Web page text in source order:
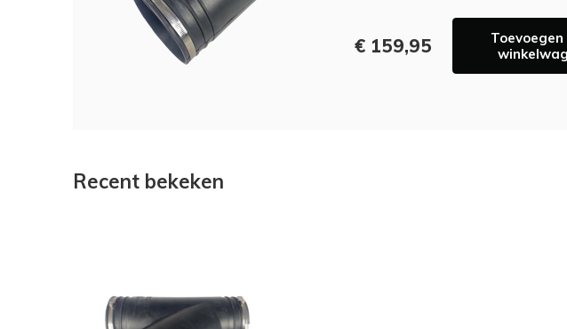
€ 159,95
Toevoegen
Recent bekeken